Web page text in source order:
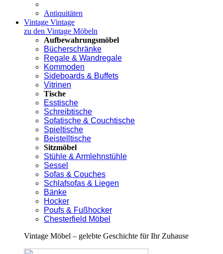
Antiquitäten
Vintage Vintage
zu den Vintage Möbeln
Aufbewahrungsmöbel
Bücherschränke
Regale & Wandregale
Kommoden
Sideboards & Buffets
Vitrinen
Tische
Esstische
Schreibtische
Sofatische & Couchtische
Spieltische
Beistelltische
Sitzmöbel
Stühle & Armlehnstühle
Sessel
Sofas & Couches
Schlafsofas & Liegen
Bänke
Hocker
Poufs & Fußhocker
Chesterfield Möbel
Vintage Möbel – gelebte Geschichte für Ihr Zuhause